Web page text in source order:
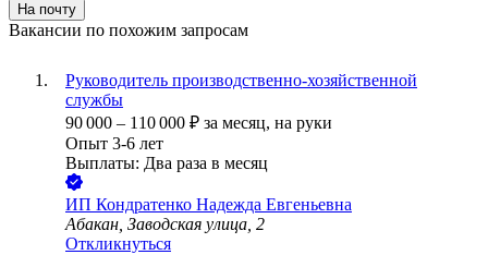
На почту
Вакансии по похожим запросам
Руководитель производственно-хозяйственной
службы
90 000 – 110 000 ₽ за месяц, на руки
Опыт 3-6 лет
Выплаты: Два раза в месяц
ИП Кондратенко Надежда Евгеньевна
Абакан, Заводская улица, 2
Откликнуться